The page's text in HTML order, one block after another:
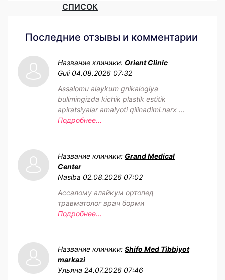
СПИСОК
Последние отзывы и комментарии
Название клиники: Orient Clinic
Guli 04.08.2026 07:32
Assalomu alaykum gnikalogiya
bulimingizda kichik plastik estitik
apiratsiyalar amalyoti qilinadimi.narx ...
Подробнее...
Название клиники: Grand Medical
Center
Nasiba 02.08.2026 07:02
Ассалому алайкум ортопед
травматолог врач борми
Подробнее...
Название клиники: Shifo Med Tibbiyot
markazi
Ульяна 24.07.2026 07:46